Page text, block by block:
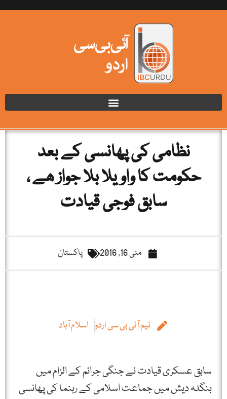
نظامی کی پھانسی کے بعد
حکومت کا واویلا بلا جواز ھے ،
سابق فوجی قیادت
مئی 16, 2016 پاکستان
ٹیم آئی بی سی اردو اسلام آباد
سابق عسکری قیادت نے جنگی جرائم کے الزام میں
بنگلہ دیش میں جماعت اسلامی کے رہنما کی پھانسی